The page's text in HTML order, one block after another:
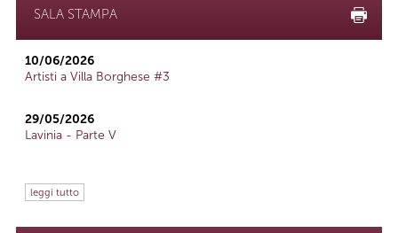
SALA STAMPA
10/06/2026
Artisti a Villa Borghese #3
29/05/2026
Lavinia - Parte V
leggi tutto